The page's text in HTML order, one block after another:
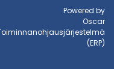
Powered by